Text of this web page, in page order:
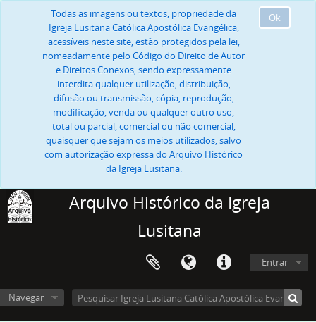
Ok
Todas as imagens ou textos, propriedade da
Igreja Lusitana Católica Apostólica Evangélica,
acessíveis neste site, estão protegidos pela lei,
nomeadamente pelo Código do Direito de Autor
e Direitos Conexos, sendo expressamente
interdita qualquer utilização, distribuição,
difusão ou transmissão, cópia, reprodução,
modificação, venda ou qualquer outro uso,
total ou parcial, comercial ou não comercial,
quaisquer que sejam os meios utilizados, salvo
com autorização expressa do Arquivo Histórico
da Igreja Lusitana.
Arquivo Histórico da Igreja
Lusitana
Entrar
Navegar